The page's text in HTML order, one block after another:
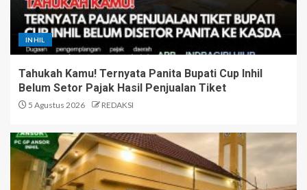
INHIL
Tahukah Kamu! Ternyata Panita Bupati Cup Inhil
Belum Setor Pajak Hasil Penjualan Tiket
5 Agustus 2026 REDAKSI